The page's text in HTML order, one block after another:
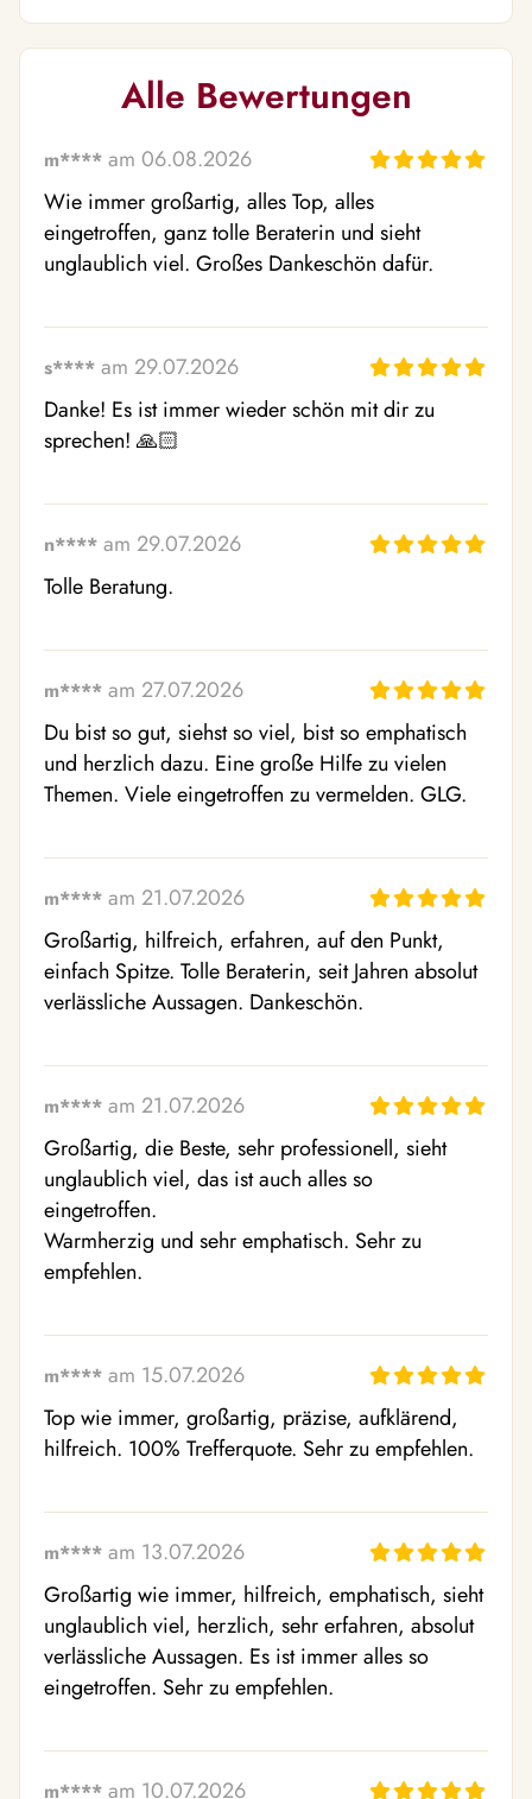
Alle Bewertungen
m**** am 06.08.2026
Wie immer großartig, alles Top, alles
eingetroffen, ganz tolle Beraterin und sieht
unglaublich viel. Großes Dankeschön dafür.
s**** am 29.07.2026
Danke! Es ist immer wieder schön mit dir zu
sprechen! 🙏🏻
n**** am 29.07.2026
Tolle Beratung.
m**** am 27.07.2026
Du bist so gut, siehst so viel, bist so emphatisch
und herzlich dazu. Eine große Hilfe zu vielen
Themen. Viele eingetroffen zu vermelden. GLG.
m**** am 21.07.2026
Großartig, hilfreich, erfahren, auf den Punkt,
einfach Spitze. Tolle Beraterin, seit Jahren absolut
verlässliche Aussagen. Dankeschön.
m**** am 21.07.2026
Großartig, die Beste, sehr professionell, sieht
unglaublich viel, das ist auch alles so
eingetroffen.
Warmherzig und sehr emphatisch. Sehr zu
empfehlen.
m**** am 15.07.2026
Top wie immer, großartig, präzise, aufklärend,
hilfreich. 100% Trefferquote. Sehr zu empfehlen.
m**** am 13.07.2026
Großartig wie immer, hilfreich, emphatisch, sieht
unglaublich viel, herzlich, sehr erfahren, absolut
verlässliche Aussagen. Es ist immer alles so
eingetroffen. Sehr zu empfehlen.
m**** am 10.07.2026